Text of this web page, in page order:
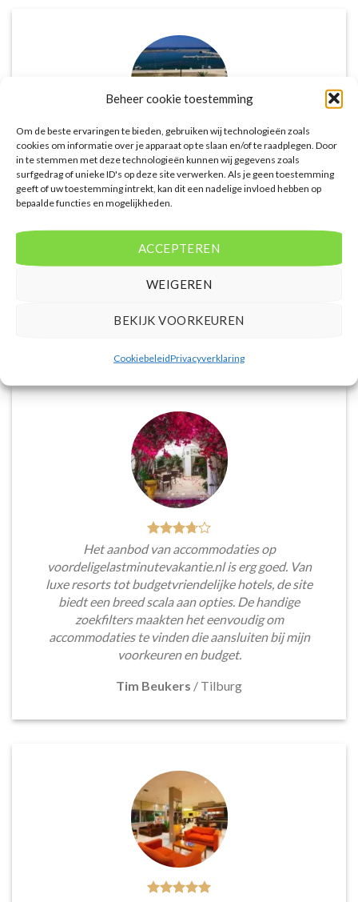
Beheer cookie toestemming
Om de beste ervaringen te bieden, gebruiken wij technologieën zoals
cookies om informatie over je apparaat op te slaan en/of te raadplegen. Door
in te stemmen met deze technologieën kunnen wij gegevens zoals
surfgedrag of unieke ID's op deze site verwerken. Als je geen toestemming
geeft of uw toestemming intrekt, kan dit een nadelige invloed hebben op
bepaalde functies en mogelijkheden.
ACCEPTEREN
WEIGEREN
BEKIJK VOORKEUREN
CookiebeleidPrivacyverklaring
De website biedt een groot aanbod van lastminute
deals naar diverse populaire
vakantiebestemmingen. Met handige filters kun je
budget. De prijzen zijn zeer competitief en worden
dus altijd de garantie dat je de beste deal te pakken
Puck Snoeren/Amsterdam
Het aanbod van accommodaties op
voordeligelastminutevakantie.nl is erg goed. Van
luxe resorts tot budgetvriendelijke hotels, de site
biedt een breed scala aan opties. De handige
zoekfilters maakten het eenvoudig om
accommodaties te vinden die aansluiten bij mijn
voorkeuren en budget.
Tim Beukers / Tilburg